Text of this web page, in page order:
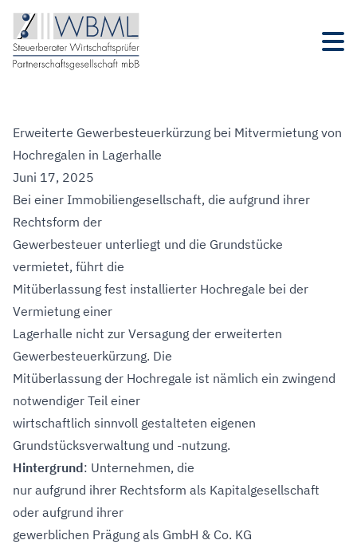
Erweiterte Gewerbesteuerkürzung bei Mitvermietung von
Hochregalen in Lagerhalle
Juni 17, 2025
Bei einer Immobiliengesellschaft, die aufgrund ihrer
Rechtsform der
Gewerbesteuer unterliegt und die Grundstücke
vermietet, führt die
Mitüberlassung fest installierter Hochregale bei der
Vermietung einer
Lagerhalle nicht zur Versagung der erweiterten
Gewerbesteuerkürzung. Die
Mitüberlassung der Hochregale ist nämlich ein zwingend
notwendiger Teil einer
wirtschaftlich sinnvoll gestalteten eigenen
Grundstücksverwaltung und -nutzung.
Hintergrund: Unternehmen, die
nur aufgrund ihrer Rechtsform als Kapitalgesellschaft
oder aufgrund ihrer
gewerblichen Prägung als GmbH & Co. KG